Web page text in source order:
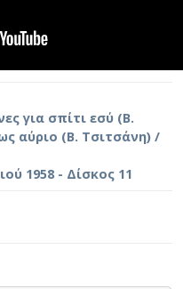
για σπίτι εσύ (Β.
αύριο (Β. Τσιτσάνη) /
1958 - Δίσκος 11